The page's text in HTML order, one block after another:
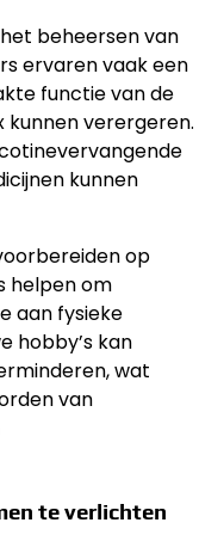
beheersen van
ervaren vaak een
functie van de
kunnen verergeren.
kunnen
op
helpen om
aan fysieke
hobby’s kan
wat
van
te verlichten